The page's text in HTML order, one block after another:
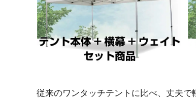
従来のワンタッチテントに比べ、丈夫で